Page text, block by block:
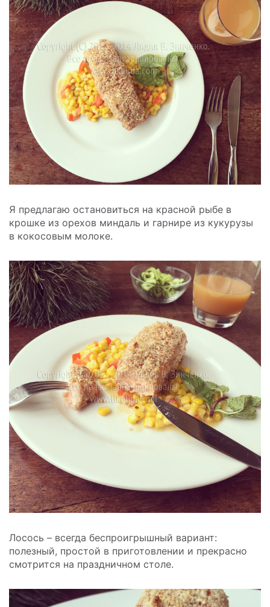
Я предлагаю остановиться на красной рыбе в
крошке из орехов миндаль и гарнире из кукурузы
в кокосовым молоке.
Лосось – всегда беспроигрышный вариант:
полезный, простой в приготовлении и прекрасно
смотрится на праздничном столе.